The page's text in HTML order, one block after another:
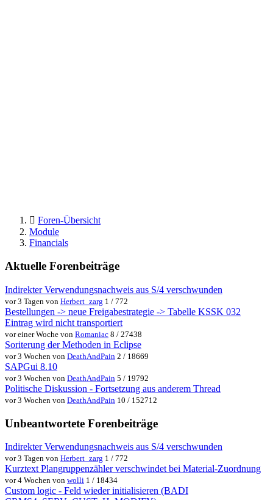
Foren-Übersicht
Module
Financials
Aktuelle Forenbeiträge
Indirekter Verwendungsnachweis aus S/4 verschwunden
vor 3 Tagen von Herbert_zarg 1 / 772
Bestellungen -> neue Freigabestrategie -> Tabelle KSSK 032
Eintrag wird nicht transportiert
vor einer Woche von Romaniac 8 / 27438
Soriterung der Methoden in Eclipse
vor 3 Wochen von DeathAndPain 2 / 18669
SAPGui 8.10
vor 3 Wochen von DeathAndPain 5 / 19792
Politische Diskussion - Fortsetzung aus anderem Thread
vor 3 Wochen von DeathAndPain 10 / 152712
Unbeantwortete Forenbeiträge
Indirekter Verwendungsnachweis aus S/4 verschwunden
vor 3 Tagen von Herbert_zarg 1 / 772
Kurztext Plangruppenzähler verschwindet bei Material-Zuordnung
vor 4 Wochen von wolli 1 / 18434
Custom logic - Feld wieder initialisieren (BADI